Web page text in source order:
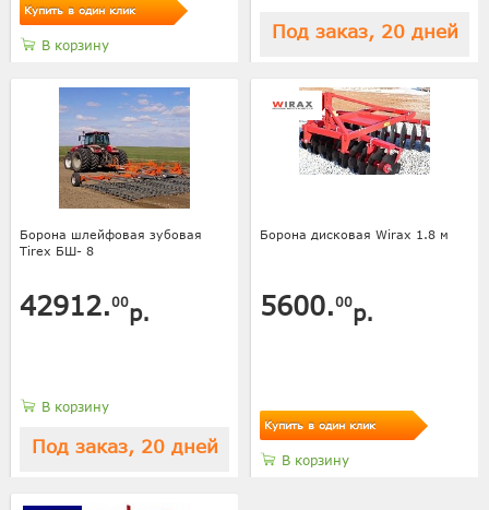
Купить в один клик
В корзину
Под заказ, 20 дней
Борона шлейфовая зубовая
Tirex БШ- 8
42912.00р.
В корзину
Под заказ, 20 дней
Борона дисковая Wirax 1.8 м
5600.00р.
Купить в один клик
В корзину